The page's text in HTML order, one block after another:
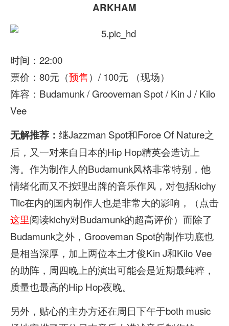
ARKHAM
时间：22:00
票价：80元（预售）/ 100元 （现场）
阵容：Budamunk / Grooveman Spot / Kin J / Kilo
Vee
无解推荐： 继Jazzman Spot和Force Of Nature之
后，又一对来自日本的Hip Hop精英会造访上
海。作为制作人的Budamunk风格非常特别，他
情绪化而又不按理出牌的音乐作风，对包括kichy
Tlic在内的国内制作人也是非常大的影响，（点击
这里阅读kichy对Budamunk的超高评价）而除了
Budamunk之外，Grooveman Spot的制作功底也
是相当深厚，加上两位本土才俊Kin J和Kilo Vee
的助阵，周四晚上的演出可能会是近期最纯粹，
质量也最高的Hip Hop夜晚。
另外，贴心的主办方还在周日下午于both music